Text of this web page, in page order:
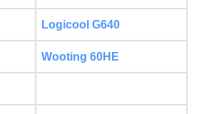
Logicool G640
Wooting 60HE